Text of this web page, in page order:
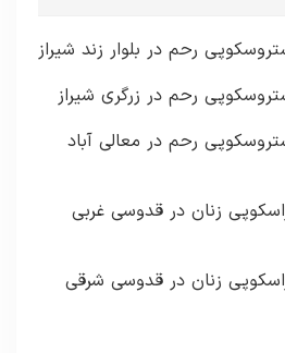
رحم در بلوار زند شیراز
رحم در زرگری شیراز
رحم در معالی آباد
زنان در قدوسی غربی
زنان در قدوسی شرقی